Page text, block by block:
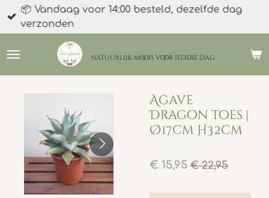
Ga
direct
de
natuurlijk moois voor iedere dag
📦 Vandaag voor 14:00 besteld, dezelfde dag
verzonden
Agave
Dragon toes |
Ø17cm H32cm
€ 15,95 € 22,95